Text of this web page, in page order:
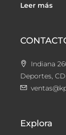
Leer más
Indiana
Deportes,
Explora